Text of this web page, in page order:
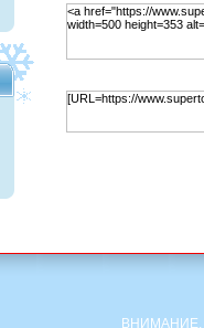
ВНИМАНИЕ,